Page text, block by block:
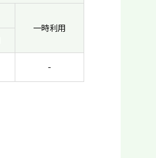
一時利用
-